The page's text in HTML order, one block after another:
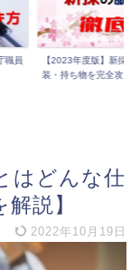
職員
【2023年度版】新採公
装・持ち物を完全攻...
はどんな仕
説】
2022年10月19日